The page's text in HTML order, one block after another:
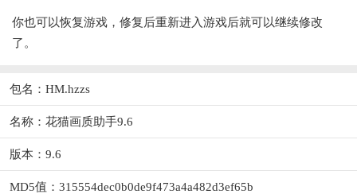
你也可以恢复游戏，修复后重新进入游戏后就可以继续修改
了。
包名：HM.hzzs
名称：花猫画质助手9.6
版本：9.6
MD5值：315554dec0b0de9f473a4a482d3ef65b